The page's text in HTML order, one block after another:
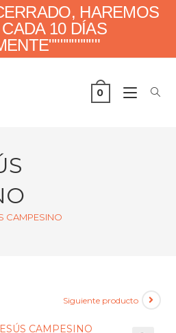
HAREMOS
10 DÍAS
0
CAMPESINO
Siguiente producto